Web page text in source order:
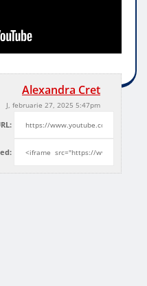
Alexandra Cret
J, februarie 27, 2025 5:47pm